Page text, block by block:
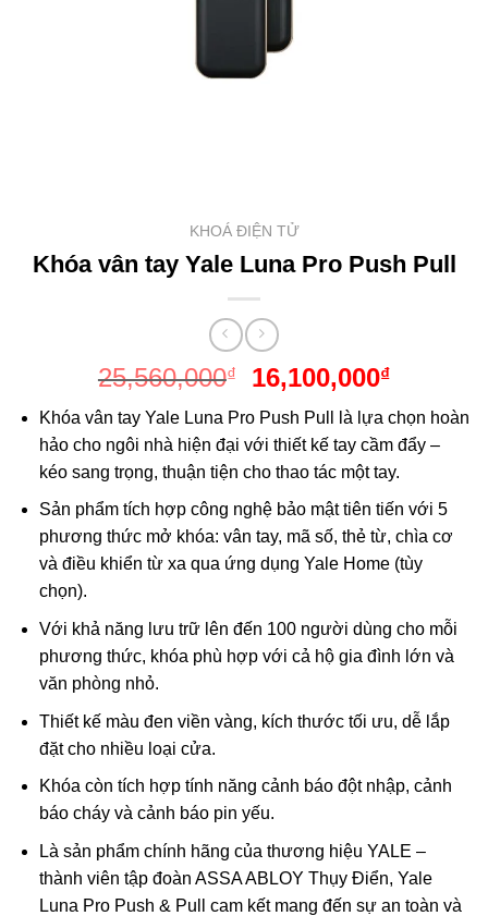
KHOÁ ĐIỆN TỬ
Khóa vân tay Yale Luna Pro Push Pull
25,560,000₫
Giá
là:
25,560,000₫.
16,100,000₫Giá
tại
là:
Khóa vân tay Yale Luna Pro Push Pull là lựa chọn hoàn
hảo cho ngôi nhà hiện đại với thiết kế tay cầm đẩy –
kéo sang trọng, thuận tiện cho thao tác một tay.
Sản phẩm tích hợp công nghệ bảo mật tiên tiến với 5
phương thức mở khóa: vân tay, mã số, thẻ từ, chìa cơ
và điều khiển từ xa qua ứng dụng Yale Home (tùy
chọn).
Với khả năng lưu trữ lên đến 100 người dùng cho mỗi
phương thức, khóa phù hợp với cả hộ gia đình lớn và
văn phòng nhỏ.
Thiết kế màu đen viền vàng, kích thước tối ưu, dễ lắp
đặt cho nhiều loại cửa.
Khóa còn tích hợp tính năng cảnh báo đột nhập, cảnh
báo cháy và cảnh báo pin yếu.
Là sản phẩm chính hãng của thương hiệu YALE –
thành viên tập đoàn ASSA ABLOY Thụy Điển, Yale
Luna Pro Push & Pull cam kết mang đến sự an toàn và